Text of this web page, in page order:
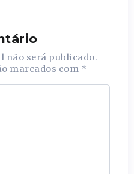
não será publicado.
marcados com *